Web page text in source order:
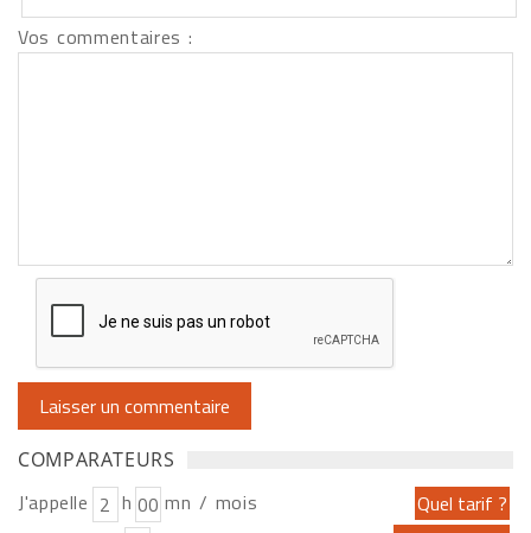
Vos commentaires :
COMPARATEURS
J'appelle h
mn / mois